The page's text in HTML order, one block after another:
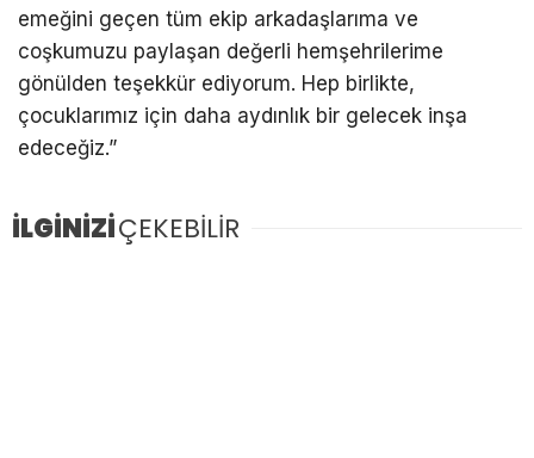
emeğini geçen tüm ekip arkadaşlarıma ve
coşkumuzu paylaşan değerli hemşehrilerime
gönülden teşekkür ediyorum. Hep birlikte,
çocuklarımız için daha aydınlık bir gelecek inşa
edeceğiz.”
İLGİNİZİÇEKEBİLİR